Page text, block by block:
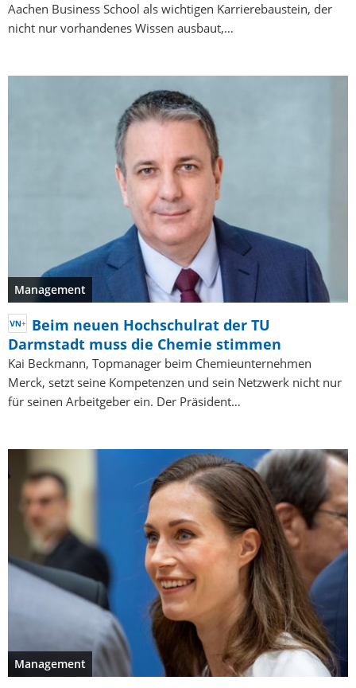
Aachen Business School als wichtigen Karrierebaustein, der
nicht nur vorhandenes Wissen ausbaut,…
Management
Beim neuen Hochschulrat der TU
Darmstadt muss die Chemie stimmen
Kai Beckmann, Topmanager beim Chemieunternehmen
Merck, setzt seine Kompetenzen und sein Netzwerk nicht nur
für seinen Arbeitgeber ein. Der Präsident…
Management